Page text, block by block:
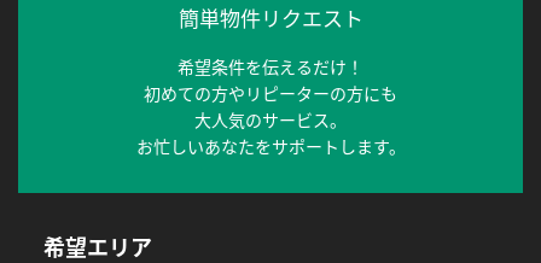
簡単物件リクエスト
希望条件を伝えるだけ！
初めての方やリピーターの方にも
大人気のサービス。
お忙しいあなたをサポートします。
希望エリア